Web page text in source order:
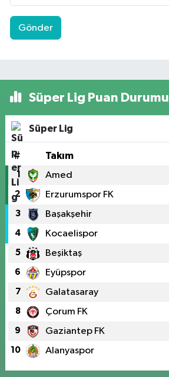
Gönder
Süper Lig Puan Durumu
Süper Lig
# Takım
1 Amed
2 Erzurumspor FK
3 Başakşehir
4 Kocaelispor
5 Beşiktaş
6 Eyüpspor
7 Galatasaray
8 Çorum FK
9 Gaziantep FK
10 Alanyaspor